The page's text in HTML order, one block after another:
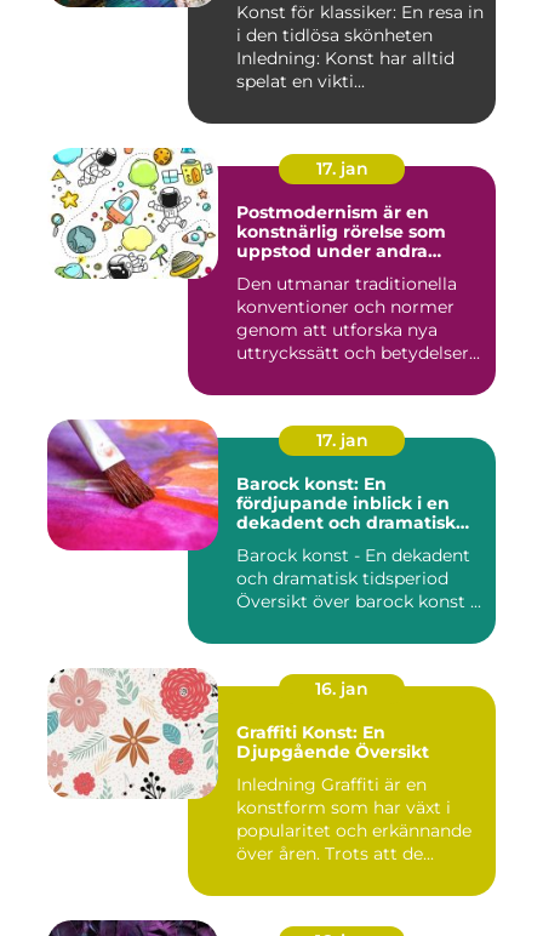
Konst för klassiker: En resa in
i den tidlösa skönheten
Inledning: Konst har alltid
spelat en vikti...
17. jan
Postmodernism är en
konstnärlig rörelse som
uppstod under andra
fortsätter att påverka
samtida konstvärlden
Den utmanar traditionella
konventioner och normer
genom att utforska nya
uttryckssätt och betydelser...
17. jan
Barock konst: En
fördjupande inblick i en
dekadent och dramatisk
Barock konst - En dekadent
och dramatisk tidsperiod
Översikt över barock konst ...
16. jan
Graffiti Konst: En
Djupgående Översikt
Inledning Graffiti är en
konstform som har växt i
popularitet och erkännande
över åren. Trots att de...